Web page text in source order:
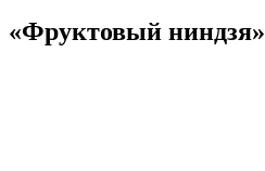
«Фруктовый ниндзя»